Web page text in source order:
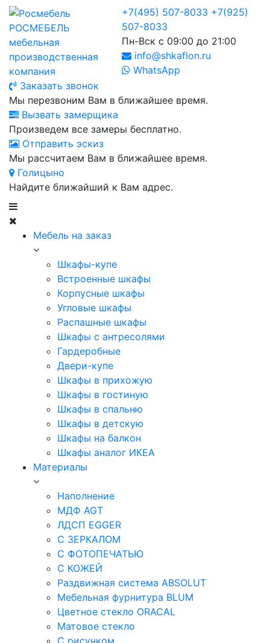
РОСМЕБЕЛЬ
мебельная
производственная
компания
+7(495) 507-8033 +7(925)
507-8033
Пн-Вск с 09:00 до 21:00
info@shkaflon.ru
WhatsApp
Заказать звонок
Мы перезвоним Вам в ближайшее время.
Вызвать замерщика
Произведем все замеры бесплатно.
Отправить эскиз
Мы рассчитаем Вам в ближайшее время.
Голицыно
Найдите ближайший к Вам адрес.
Мебель на заказ
Шкафы-купе
Встроенные шкафы
Корпусные шкафы
Угловые шкафы
Распашные шкафы
Шкафы с антресолями
Гардеробные
Двери-купе
Шкафы в прихожую
Шкафы в гостиную
Шкафы в спальню
Шкафы в детскую
Шкафы на балкон
Шкафы аналог ИКЕА
Материалы
Наполнение
МДФ AGT
ЛДСП EGGER
С ЗЕРКАЛОМ
С ФОТОПЕЧАТЬЮ
С КОЖЕЙ
Раздвижная система ABSOLUT
Мебельная фурнитура BLUM
Цветное стекло ORACAL
Матовое стекло
C рисунком